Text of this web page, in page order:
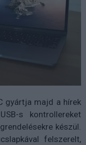
gyártja majd a hírek
s kontrollereket
készül.
felszerelt,